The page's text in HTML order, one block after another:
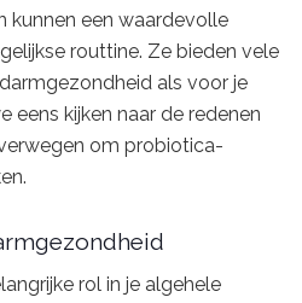
kunnen een waardevolle
routtine. Ze bieden vele
als voor je
eens kijken naar de redenen
om probiotica-
rol in je algehele